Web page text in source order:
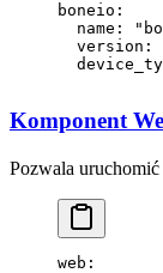
boneio :
  name
:
  version
:
Komponent
Pozwala
web :